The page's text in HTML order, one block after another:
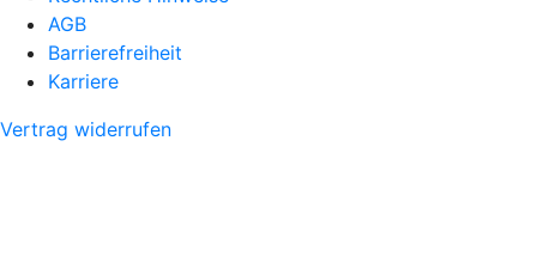
AGB
Barrierefreiheit
Karriere
Vertrag widerrufen